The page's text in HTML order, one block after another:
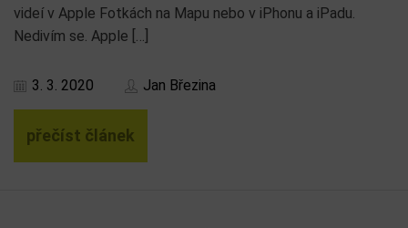
videí v Apple Fotkách na Mapu nebo v iPhonu a iPadu.
Nedivím se. Apple […]
3. 3. 2020 Jan Březina
přečíst článek